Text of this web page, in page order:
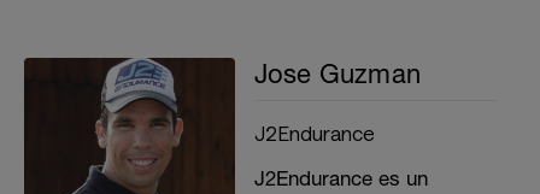
Jose Guzman
J2Endurance
J2Endurance es un